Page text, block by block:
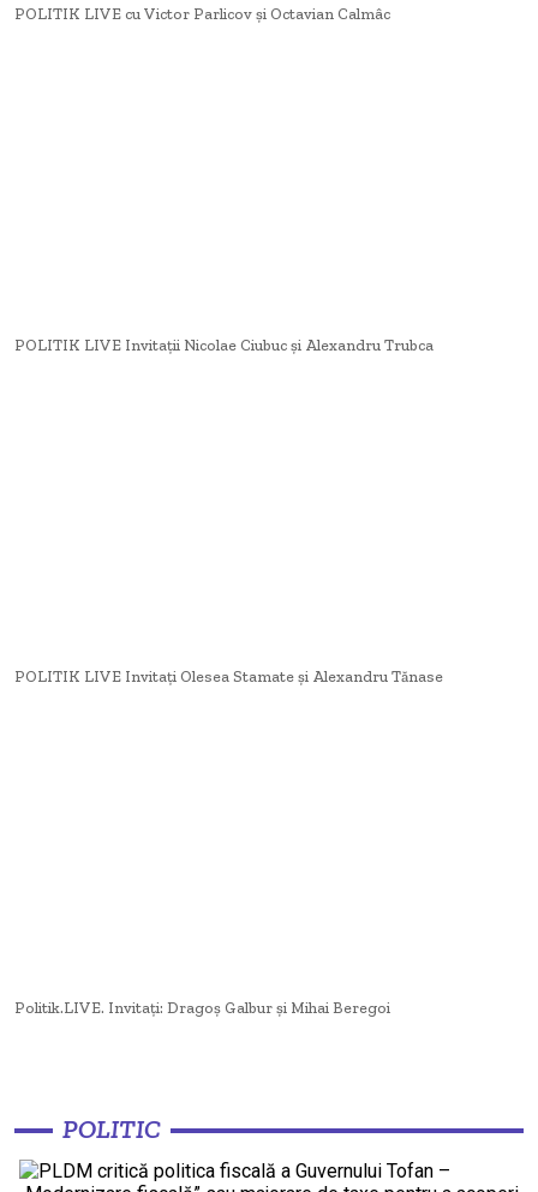
POLITIK LIVE cu Victor Parlicov și Octavian Calmâc
POLITIK LIVE Invitații Nicolae Ciubuc și Alexandru Trubca
POLITIK LIVE Invitați Olesea Stamate și Alexandru Tănase
Politik.LIVE. Invitați: Dragoș Galbur și Mihai Beregoi
POLITIC